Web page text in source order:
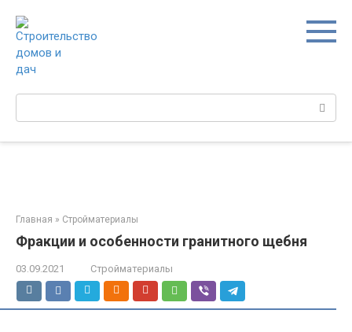
контенту
Главная » Стройматериалы
Фракции и особенности гранитного щебня
03.09.2021 Стройматериалы